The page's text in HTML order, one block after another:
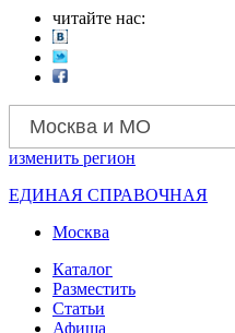
читайте нас:
Москва и МО
изменить регион
ЕДИНАЯ СПРАВОЧНАЯ
Москва
Каталог
Разместить
Статьи
Афиша